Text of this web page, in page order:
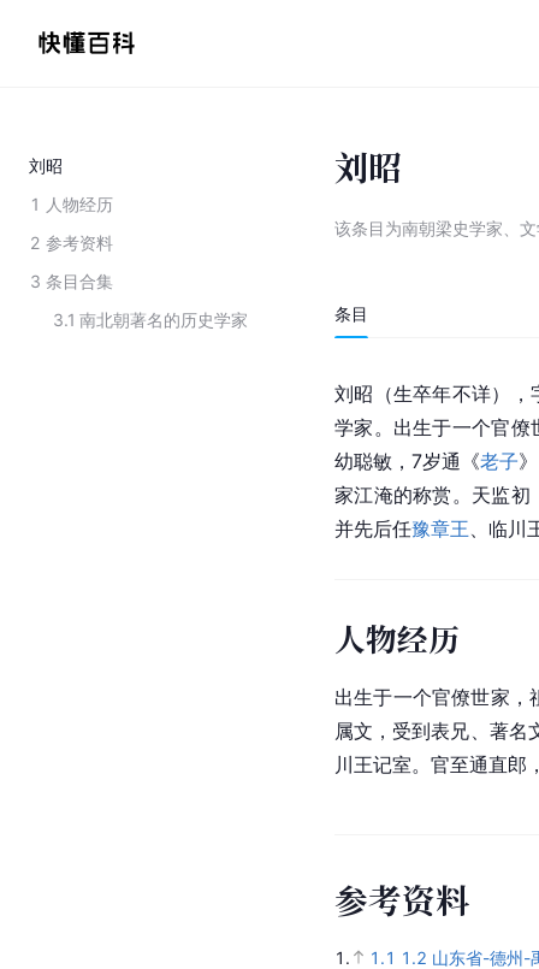
刘昭
1 人物经历
2 参考资料
3 条目合集
3.1 南北朝著名的历史学家
刘昭
该条目为南朝梁史学家、
条目
刘昭（生卒年不详）
学家。出生于一个官僚
幼聪敏，7岁通《老子
家江淹的称赏。天监
并先后任豫章王 、临
人物经历
出生于一个官僚世家，
属文，受到表兄、著名
川王记室。官至通直郎
参考资料
1. 1.1 1.2 山东省-德州-